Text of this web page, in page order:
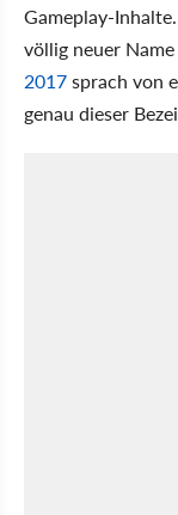
Gameplay-
völlig neuer
2017sprach von
genau dieser